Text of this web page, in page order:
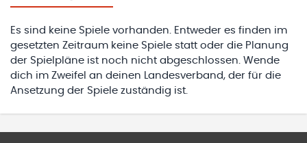
Es sind keine Spiele vorhanden. Entweder es finden im
gesetzten Zeitraum keine Spiele statt oder die Planung
der Spielpläne ist noch nicht abgeschlossen. Wende
dich im Zweifel an deinen Landesverband, der für die
Ansetzung der Spiele zuständig ist.